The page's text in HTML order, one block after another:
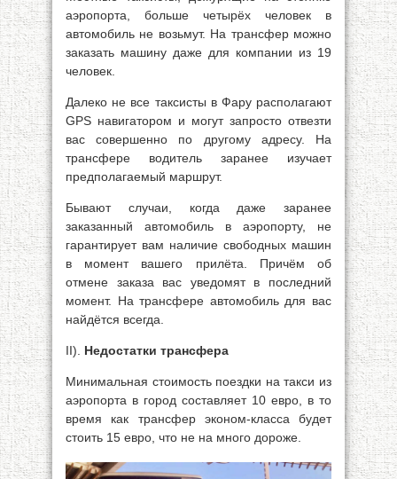
аэропорта, больше четырёх человек в
автомобиль не возьмут. На трансфер можно
заказать машину даже для компании из 19
человек.
Далеко не все таксисты в Фару располагают
GPS навигатором и могут запросто отвезти
вас совершенно по другому адресу. На
трансфере водитель заранее изучает
предполагаемый маршрут.
Бывают случаи, когда даже заранее
заказанный автомобиль в аэропорту, не
гарантирует вам наличие свободных машин
в момент вашего прилёта. Причём об
отмене заказа вас уведомят в последний
момент. На трансфере автомобиль для вас
найдётся всегда.
II). Недостатки трансфера
Минимальная стоимость поездки на такси из
аэропорта в город составляет 10 евро, в то
время как трансфер эконом-класса будет
стоить 15 евро, что не на много дороже.